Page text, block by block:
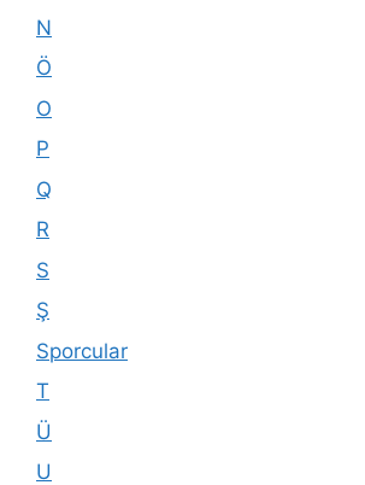
N
Ö
O
P
Q
R
S
Ş
Sporcular
T
Ü
U